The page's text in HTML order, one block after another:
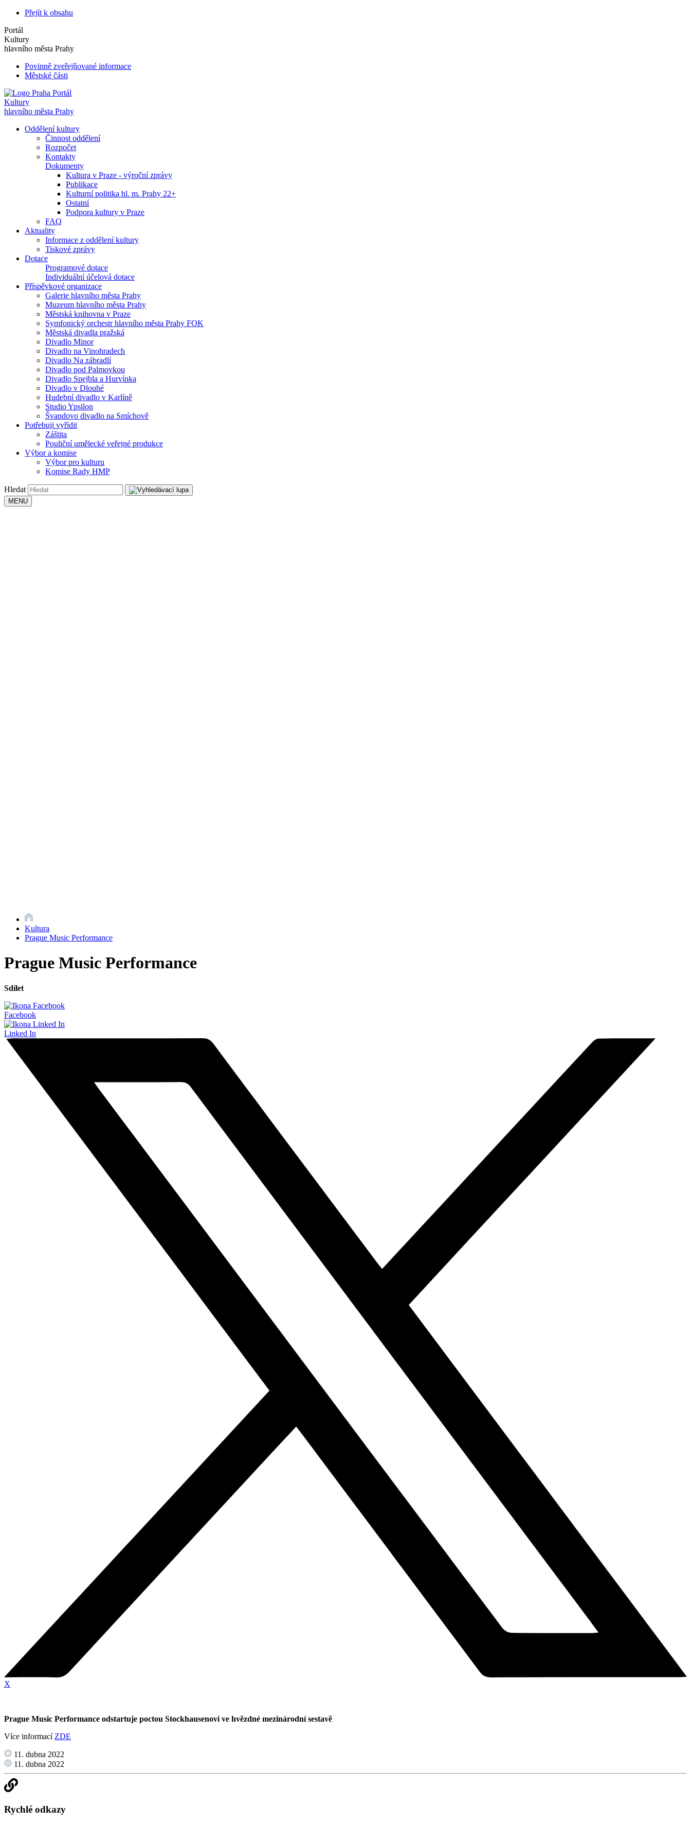
Přejít k obsahu
Portál
Kultury
hlavního města Prahy
Povinně zveřejňované informace
Městské části
Portál
Kultury
hlavního města Prahy
Oddělení kultury
Činnost oddělení
Rozpočet
Kontakty
Dokumenty
Kultura v Praze - výroční zprávy
Publikace
Kulturní politika hl. m. Prahy 22+
Ostatní
Podpora kultury v Praze
FAQ
Aktuality
Informace z oddělení kultury
Tiskové zprávy
Dotace
Programové dotace
Individuální účelová dotace
Příspěvkové organizace
Galerie hlavního města Prahy
Muzeum hlavního města Prahy
Městská knihovna v Praze
Symfonický orchestr hlavního města Prahy FOK
Městská divadla pražská
Divadlo Minor
Divadlo na Vinohradech
Divadlo Na zábradlí
Divadlo pod Palmovkou
Divadlo Spejbla a Hurvínka
Divadlo v Dlouhé
Hudební divadlo v Karlíně
Studio Ypsilon
Švandovo divadlo na Smíchově
Potřebuji vyřídit
Záštita
Pouliční umělecké veřejné produkce
Výbor a komise
Výbor pro kulturu
Komise Rady HMP
Hledat
MENU
Kultura
Prague Music Performance
Prague Music Performance
Sdílet
Facebook
Linked In
X
Prague Music Performance odstartuje poctou Stockhausenovi ve hvězdné mezinárodní sestavě
Více informacíZDE
11. dubna 2022
11. dubna 2022
Rychlé odkazy